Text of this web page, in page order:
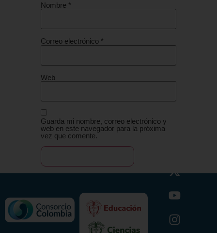
Nombre *
Correo electrónico *
Web
Guarda mi nombre, correo electrónico y
web en este navegador para la próxima
vez que comente.